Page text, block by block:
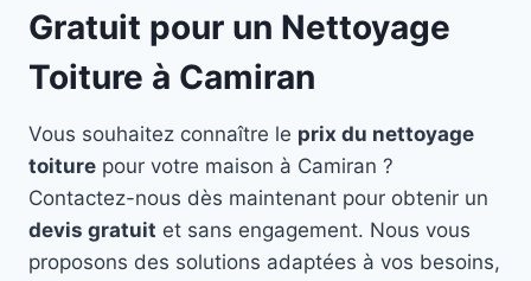
Gratuit pour un Nettoyage
Toiture à Camiran
Vous souhaitez connaître le prix du nettoyage
toiture pour votre maison à Camiran ?
Contactez-nous dès maintenant pour obtenir un
devis gratuit et sans engagement. Nous vous
proposons des solutions adaptées à vos besoins,